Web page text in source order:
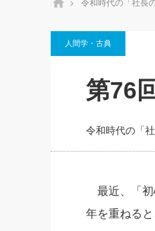
がよいのでしょうか！
中小企業の
利益を最大
強い会社を
日本レーザ
武器として
継続経営
野田久美子
令和時代の「社長
人間学・古典
第76
令和時代の「
最近、「初
年を重ねる